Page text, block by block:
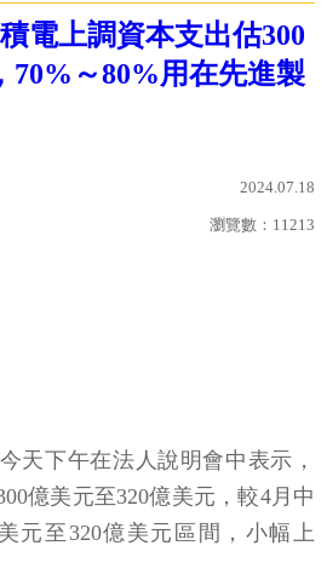
電上調資本支出估300
70%～80%用在先進製
2024.07.18
瀏覽數： 11213
天下午在法人說明會中表示，
億美元至320億美元，較4月中
元至320億美元區間，小幅上